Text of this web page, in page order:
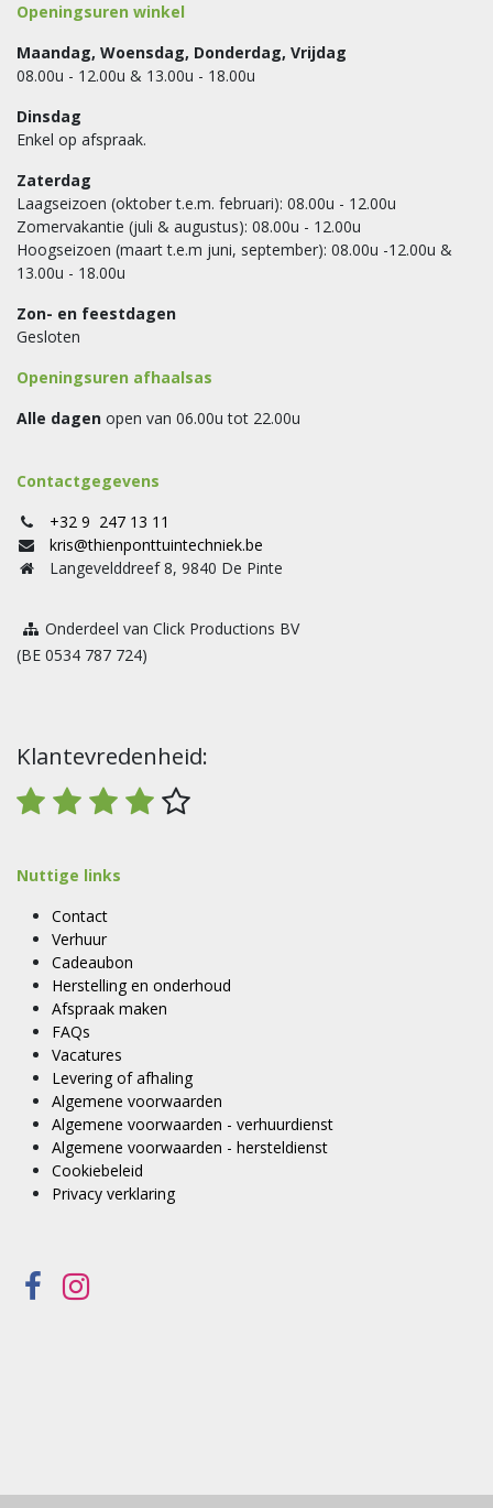
Openingsuren winkel
Maandag, Woensdag, Donderdag, Vrijdag
08.00u - 12.00u & 13.00u - 18.00u
Dinsdag
Enkel op afspraak.
Zaterdag
Laagseizoen (oktober t.e.m. februari): 08.00u - 12.00u
Zomervakantie (juli & augustus): 08.00u - 12.00u
Hoogseizoen (maart t.e.m juni, september): 08.00u -12.00u &
13.00u - 18.00u
Zon- en feestdagen
Gesloten
Openingsuren afhaalsas
Alle dagen open van 06.00u tot 22.00u
Contactgegevens
+32 9 247 13 11
kris@thienponttuintechniek.be
Langevelddreef 8, 9840 De Pinte
Onderdeel van Click Productions BV
(BE 0534 787 724)
Klantevredenheid:
Nuttige links
Contact
Verhuur
Cadeaubon
Herstelling en onderhoud
Afspraak maken
FAQs
Vacatures
Levering of afhaling
Algemene voorwaarden
Algemene voorwaarden - verhuurdienst
Algemene voorwaarden - hersteldienst
Cookiebeleid
Privacy verklaring